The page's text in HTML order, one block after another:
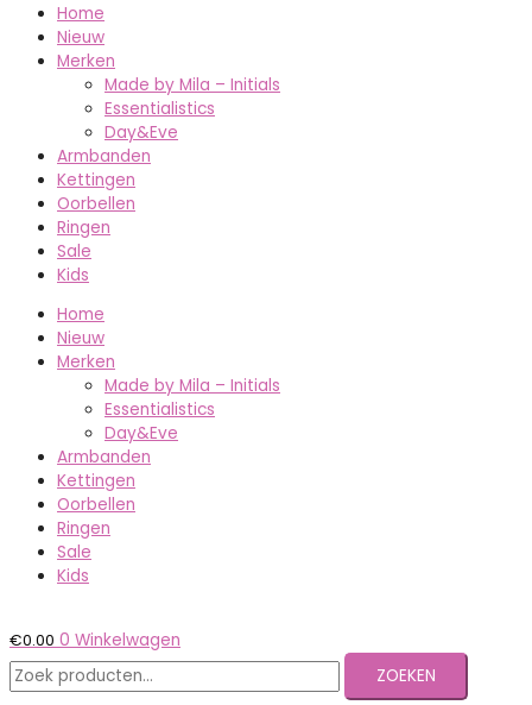
Home
Nieuw
Merken
Made by Mila – Initials
Essentialistics
Day&Eve
Armbanden
Kettingen
Oorbellen
Ringen
Sale
Kids
Home
Nieuw
Merken
Made by Mila – Initials
Essentialistics
Day&Eve
Armbanden
Kettingen
Oorbellen
Ringen
Sale
Kids
€0.00 0 Winkelwagen
ZOEKEN